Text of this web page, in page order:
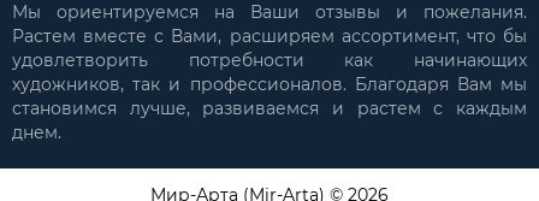
Мы ориентируемся на Ваши отзывы и пожелания.
Растем вместе с Вами, расширяем ассортимент, что бы
удовлетворить потребности как начинающих
художников, так и профессионалов. Благодаря Вам мы
становимся лучше, развиваемся и растем с каждым
днем.
Мир-Арта (Mir-Arta) © 2026